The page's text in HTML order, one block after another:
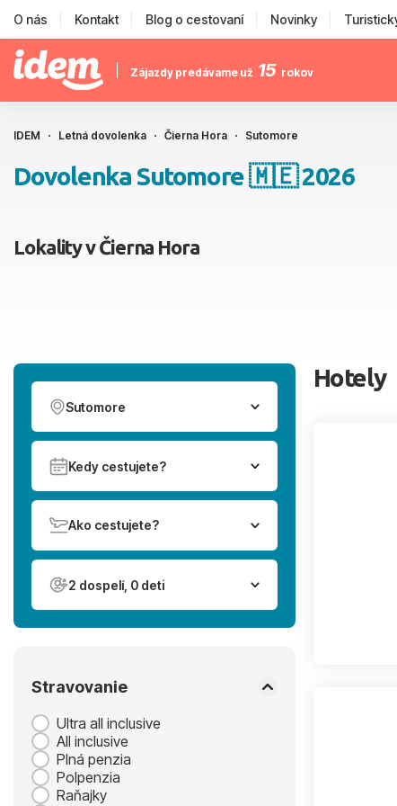
O nás Kontakt Blog o cestovaní Novinky
Zájazdy predávame už 15 rokov
IDEM Letná dovolenka Čierna Hora Sutomore
Dovolenka Sutomore 🇲🇪 2026
Lokality v Čierna Hora
Sutomore
Kedy cestujete?
Ako cestujete?
2 dospelí, 0 deti
Stravovanie
Ultra all inclusive
All inclusive
Plná penzia
Polpenzia
Raňajky
Hotely